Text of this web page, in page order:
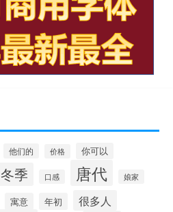
他们的 价格 你可以
冬季 口感 唐代 娘家
寓意 年初 很多人